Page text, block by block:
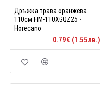
Дръжка права оранжева
110см FIM-110XGQZ25 -
Horecano
0.79€ (1.55лв.)